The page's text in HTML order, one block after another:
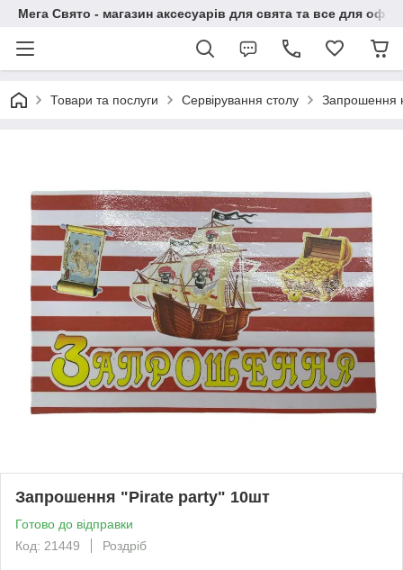
Мега Свято - магазин аксесуарів для свята та все для
Товари та послуги Сервірування столу Запрошення
Запрошення "Pirate party" 10шт
Готово до відправки
Код: 21449
Роздріб